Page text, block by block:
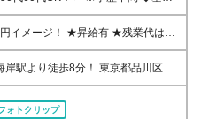
やクライアントシステムへの入力
などは入社後にイチから学んでいけ
無い方 ○細かい作業でも丁寧に進め
イメージ！ ★昇給有 ★残業代は30
費は全額支給 時給1600円～
2000円） ※経験やスキルを考慮し
駅より徒歩8分！ 東京都品川区南
ジェ南大井ビル
ォトクリップ